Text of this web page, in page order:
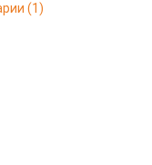
(1)